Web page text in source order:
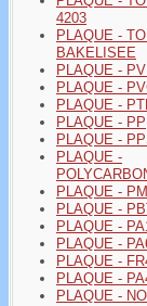
4203
PLAQUE -
BAKELISEE
PLAQUE -
PLAQUE -
PLAQUE -
PLAQUE - PP
PLAQUE -
PLAQUE -
PLAQUE -
PLAQUE -
PLAQUE -
PLAQUE -
PLAQUE -
PLAQUE -
PLAQUE -